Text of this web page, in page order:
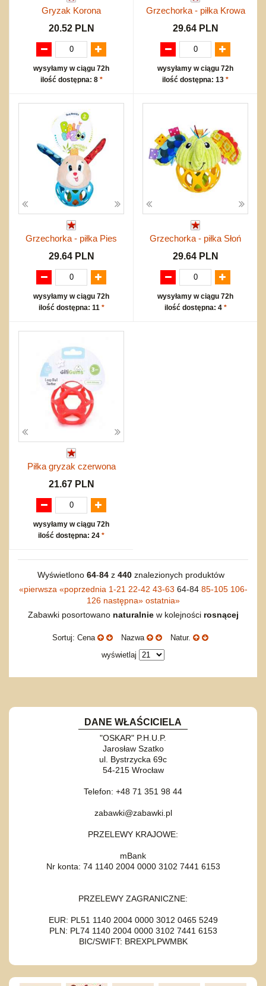
Gryzak Korona
20.52 PLN
wysyłamy w ciągu 72h
ilość dostępna: 8 *
Grzechorka - piłka Krowa
29.64 PLN
wysyłamy w ciągu 72h
ilość dostępna: 13 *
Grzechorka - piłka Pies
29.64 PLN
wysyłamy w ciągu 72h
ilość dostępna: 11 *
Grzechorka - piłka Słoń
29.64 PLN
wysyłamy w ciągu 72h
ilość dostępna: 4 *
Piłka gryzak czerwona
21.67 PLN
wysyłamy w ciągu 72h
ilość dostępna: 24 *
Wyświetlono 64-84z 440znalezionych produktów
«pierwsza «poprzednia 1-21 22-42 43-63 64-84 85-105 106-
126 następna» ostatnia»
Zabawki posortowano naturalniew kolejności rosnącej
Sortuj: Cena Nazwa
Natur.
wyświetlaj
DANE WŁAŚCICIELA
"OSKAR" P.H.U.P.
Jarosław Szatko
ul. Bystrzycka 69c
54-215 Wrocław
Telefon: +48 71 351 98 44
zabawki@zabawki.pl
PRZELEWY KRAJOWE:
mBank
Nr konta: 74 1140 2004 0000 3102 7441 6153
PRZELEWY ZAGRANICZNE:
EUR: PL51 1140 2004 0000 3012 0465 5249
PLN: PL74 1140 2004 0000 3102 7441 6153
BIC/SWIFT: BREXPLPWMBK